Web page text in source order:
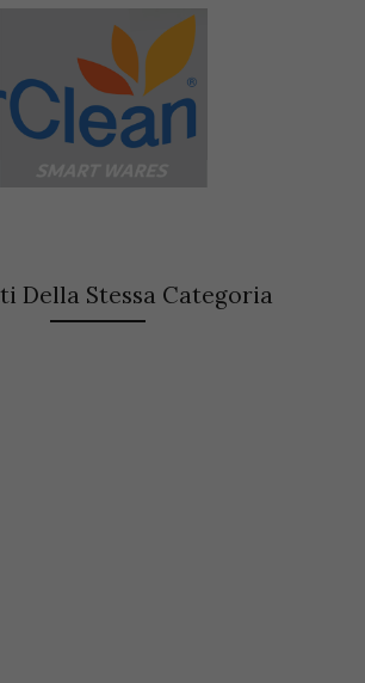
Della Stessa Categoria